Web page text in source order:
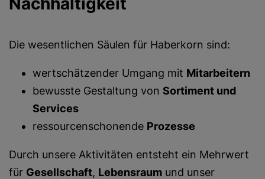
Die wesentlichen Säulen für Haberkorn sind:
wertschätzender Umgang mit Mitarbeitern
bewusste Gestaltung von Sortiment und
Services
ressourcenschonende Prozesse
Durch unsere Aktivitäten entsteht ein Mehrwert
für Gesellschaft, Lebensraum und unser